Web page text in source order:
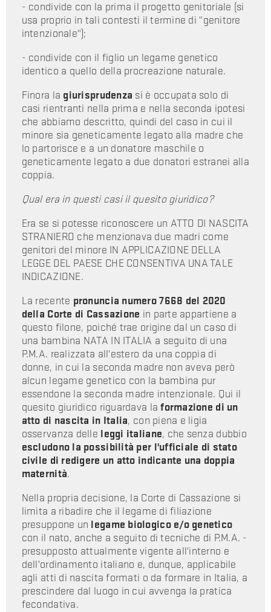
- condivide con la prima il progetto genitoriale (si
usa proprio in tali contesti il termine di "genitore
intenzionale");
- condivide con il figlio un legame genetico
identico a quello della procreazione naturale.
Finora la giurisprudenza si è occupata solo di
casi rientranti nella prima e nella seconda ipotesi
che abbiamo descritto, quindi del caso in cui il
minore sia geneticamente legato alla madre che
lo partorisce e a un donatore maschile o
geneticamente legato a due donatori estranei alla
coppia.
Qual era in questi casi il quesito giuridico?
Era se si potesse riconoscere un ATTO DI NASCITA
STRANIERO che menzionava due madri come
genitori del minore IN APPLICAZIONE DELLA
LEGGE DEL PAESE CHE CONSENTIVA UNA TALE
INDICAZIONE.
La recente pronuncia numero 7668 del 2020
della Corte di Cassazione in parte appartiene a
questo filone, poiché trae origine dal un caso di
una bambina NATA IN ITALIA a seguito di una
P.M.A. realizzata all'estero da una coppia di
donne, in cui la seconda madre non aveva però
alcun legame genetico con la bambina pur
essendone la seconda madre intenzionale. Qui il
quesito giuridico riguardava laformazione di un
atto di nascita in Italia, con piena e ligia
osservanza delle leggi italiane, che senza dubbio
escludono la possibilità per l'ufficiale di stato
civile di redigere un atto indicante una doppia
maternità.
Nella propria decisione, la Corte di Cassazione si
limita a ribadire che il legame di filiazione
presuppone un legame biologico e/o genetico
con il nato, anche a seguito di tecniche di P.M.A. -
presupposto attualmente vigente all'interno e
dell'ordinamento italiano e, dunque, applicabile
agli atti di nascita formati o da formare in Italia, a
prescindere dal luogo in cui avvenga la pratica
fecondativa.